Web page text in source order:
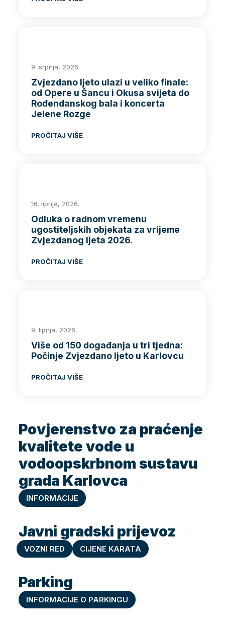
9. srpnja, 2026.
Zvjezdano ljeto ulazi u veliko finale:
od Opere u Šancu i Okusa svijeta do
Rođendanskog bala i koncerta
Jelene Rozge
PROČITAJ VIŠE
16. lipnja, 2026.
Odluka o radnom vremenu
ugostiteljskih objekata za vrijeme
Zvjezdanog ljeta 2026.
PROČITAJ VIŠE
9. lipnja, 2026.
Više od 150 događanja u tri tjedna:
Počinje Zvjezdano ljeto u Karlovcu
PROČITAJ VIŠE
Povjerenstvo za praćenje
kvalitete vode u
vodoopskrbnom sustavu
grada Karlovca
INFORMACIJE
Javni gradski prijevoz
VOZNI RED CIJENE KARATA
Parking
INFORMACIJE O PARKINGU